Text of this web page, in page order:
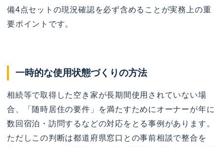
備4点セットの現況確認を必ず含めることが実務上の重
要ポイントです。
一時的な使用状態づくりの方法
相続等で取得した空き家が長期間使用されていない場
合、「随時居住の要件」を満たすためにオーナーが年に
数回宿泊・訪問するなどの対応をとる事例があります。
ただしこの判断は都道府県窓口との事前相談で整合を